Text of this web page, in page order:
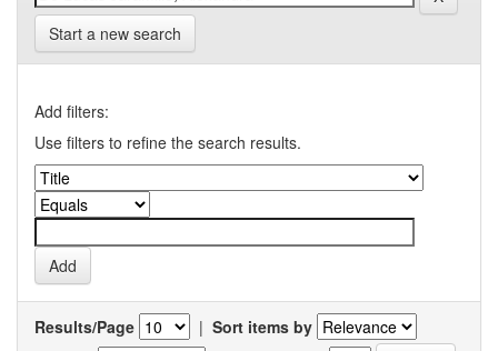
Start a new search
Add filters:
Use filters to refine the search results.
Results/Page | Sort items by